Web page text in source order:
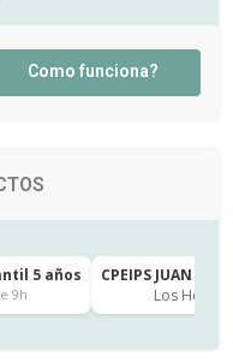
Como funciona?
5 años
9h
CPEIPS JUAN
Los Hoyos